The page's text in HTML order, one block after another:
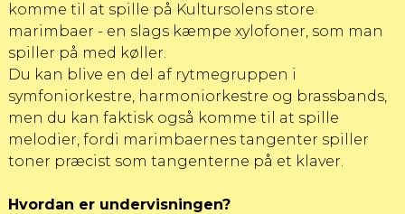
komme til at spille på Kultursolens store
marimbaer - en slags kæmpe xylofoner, som man
spiller på med køller.
Du kan blive en del af rytmegruppen i
symfoniorkestre, harmoniorkestre og brassbands,
men du kan faktisk også komme til at spille
melodier, fordi marimbaernes tangenter spiller
toner præcist som tangenterne på et klaver.
Hvordan er undervisningen?